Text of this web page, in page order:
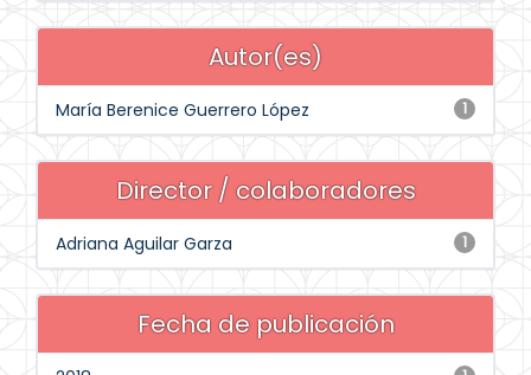
Autor(es)
1
María Berenice Guerrero López
Director / colaboradores
1
Adriana Aguilar Garza
Fecha de publicación